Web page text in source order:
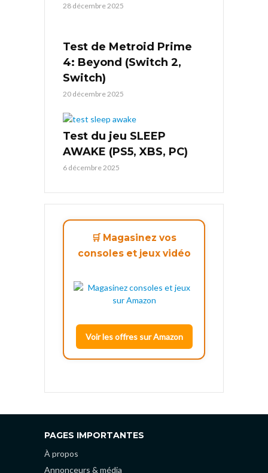
28 décembre 2025
Test de Metroid Prime
4: Beyond (Switch 2,
Switch)
20 décembre 2025
Test du jeu SLEEP
AWAKE (PS5, XBS, PC)
6 décembre 2025
🛒 Magasinez vos
consoles et jeux vidéo
Voir les offres sur Amazon
PAGES IMPORTANTES
À propos
Annonceurs & média